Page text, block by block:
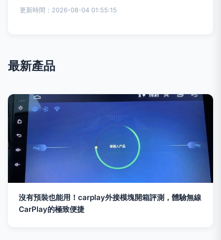
更新時間：2026-08-04 01:55:15
最新產品
沒有預裝也能用！carplay外接模塊開箱評測，體驗無線
CarPlay的極致便捷